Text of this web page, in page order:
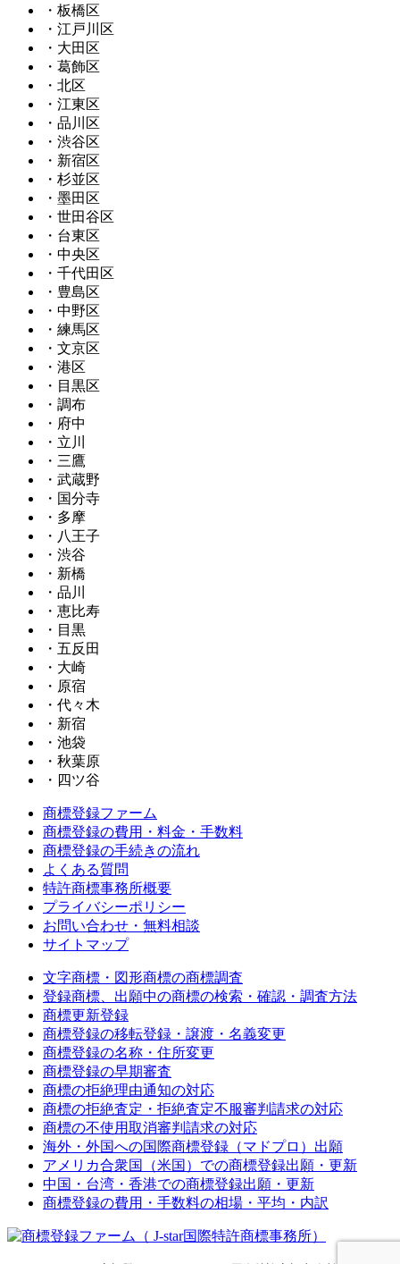
・板橋区
・江戸川区
・大田区
・葛飾区
・北区
・江東区
・品川区
・渋谷区
・新宿区
・杉並区
・墨田区
・世田谷区
・台東区
・中央区
・千代田区
・豊島区
・中野区
・練馬区
・文京区
・港区
・目黒区
・調布
・府中
・立川
・三鷹
・武蔵野
・国分寺
・多摩
・八王子
・渋谷
・新橋
・品川
・恵比寿
・目黒
・五反田
・大崎
・原宿
・代々木
・新宿
・池袋
・秋葉原
・四ツ谷
商標登録ファーム
商標登録の費用・料金・手数料
商標登録の手続きの流れ
よくある質問
特許商標事務所概要
プライバシーポリシー
お問い合わせ・無料相談
サイトマップ
文字商標・図形商標の商標調査
登録商標、出願中の商標の検索・確認・調査方法
商標更新登録
商標登録の移転登録・譲渡・名義変更
商標登録の名称・住所変更
商標登録の早期審査
商標の拒絶理由通知の対応
商標の拒絶査定・拒絶査定不服審判請求の対応
商標の不使用取消審判請求の対応
海外・外国への国際商標登録（マドプロ）出願
アメリカ合衆国（米国）での商標登録出願・更新
中国・台湾・香港での商標登録出願・更新
商標登録の費用・手数料の相場・平均・内訳